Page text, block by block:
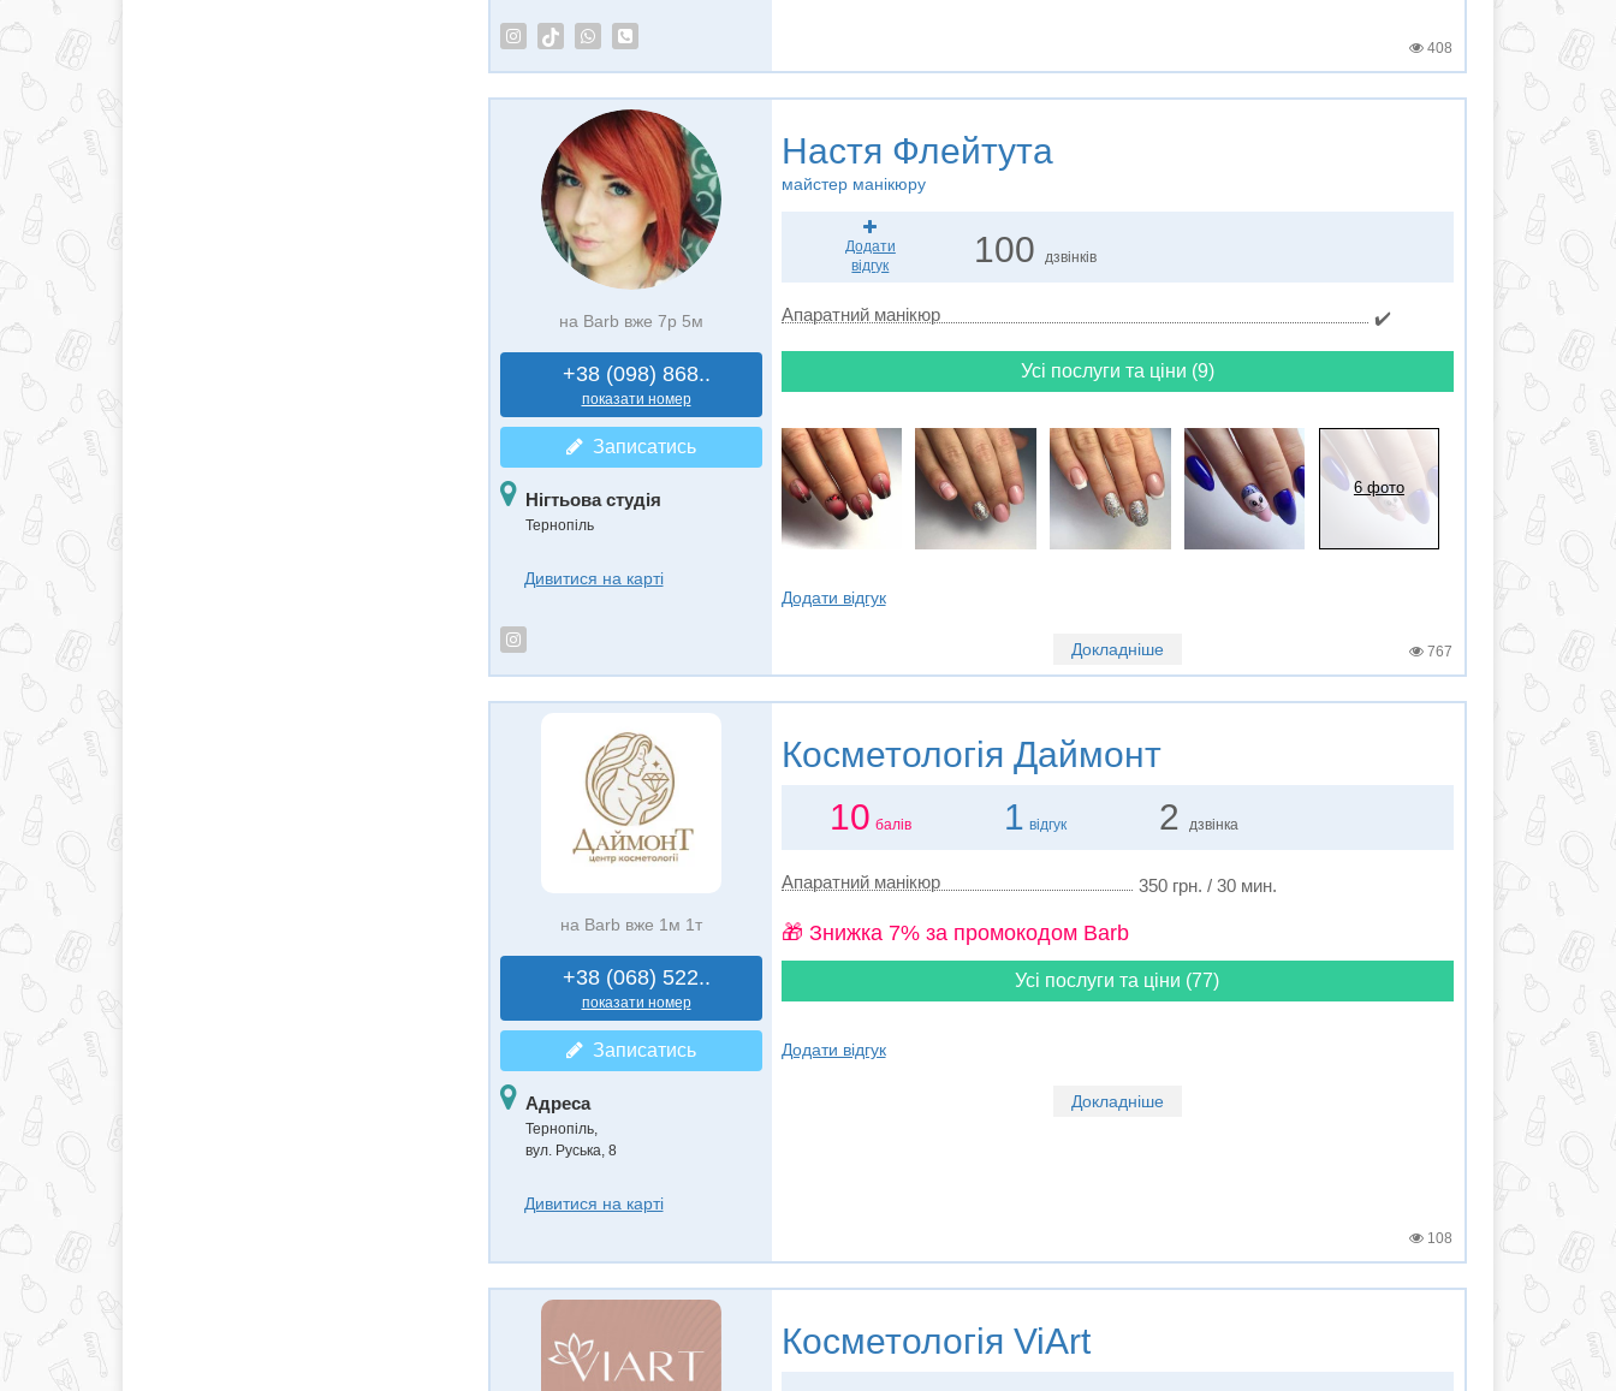
408
на Barb вже 7р 5м
+38 (098) 868..
показати номер
Записатись
Нігтьова студія
Тернопіль
Дивитися на карті
Настя Флейтута
майстер манікюру
Додати
відгук
100 дзвінків
Апаратний манікюр ✔️
Усі послуги та ціни (9)
6 фото
Додати відгук
Докладніше 767
на Barb вже 1м 1т
+38 (068) 522..
показати номер
Записатись
Адреса
Тернопіль,
вул. Руська, 8
Дивитися на карті
Косметологія Даймонт
10 балів 1 відгук 2 дзвінка
Апаратний манікюр 350 грн. / 30 мин.
🎁 Знижка 7% за промокодом Barb
Усі послуги та ціни (77)
Додати відгук
Докладніше
108
Косметологія ViArt